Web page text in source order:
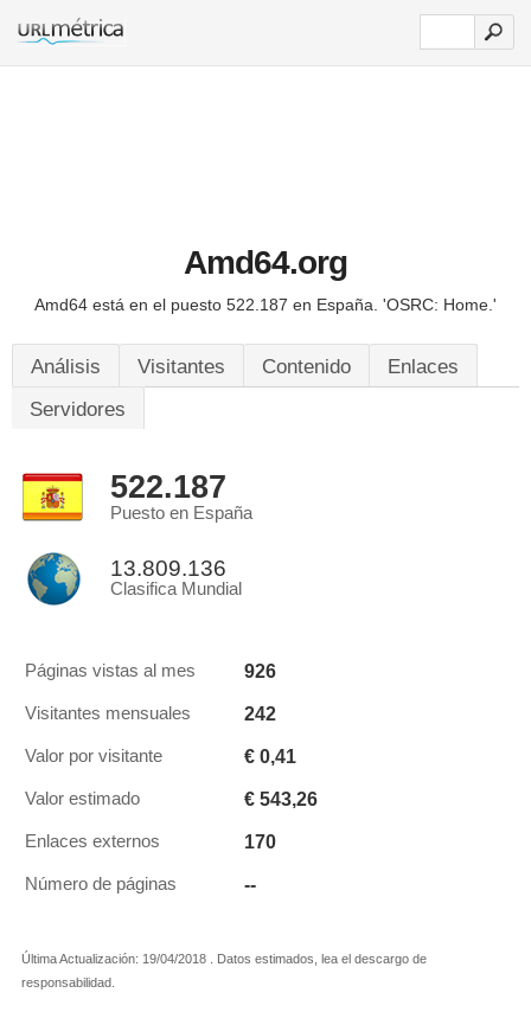
Amd64.org
Amd64 está en el puesto 522.187 en España. 'OSRC: Home.'
Análisis Visitantes Contenido
Enlaces
Servidores
522.187
Puesto en España
13.809.136
Clasifica Mundial
Páginas vistas al mes 926
Visitantes mensuales 242
Valor por visitante € 0,41
Valor estimado € 543,26
Enlaces externos 170
Número de páginas --
Última Actualización: 19/04/2018 . Datos estimados, lea el descargo de
responsabilidad.